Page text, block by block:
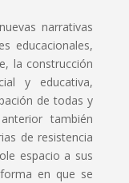
narrativas
educacionales,
la construcción
y educativa,
de todas y
también
de resistencia
espacio a sus
en que se